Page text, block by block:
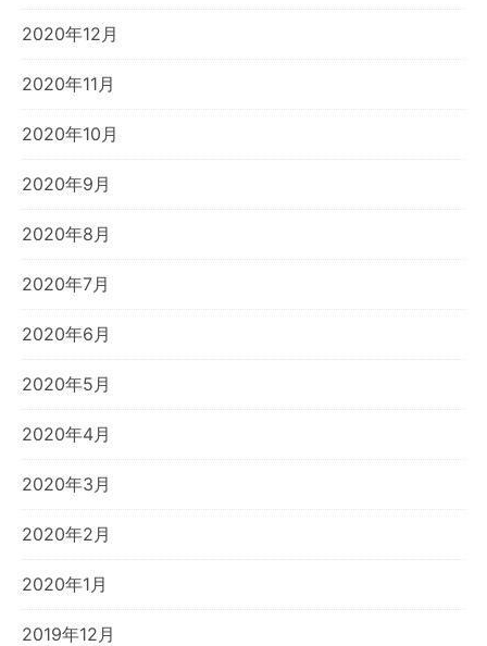
2020年12月
2020年11月
2020年10月
2020年9月
2020年8月
2020年7月
2020年6月
2020年5月
2020年4月
2020年3月
2020年2月
2020年1月
2019年12月